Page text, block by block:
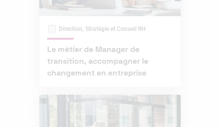
Direction, Stratégie et Conseil RH
Le métier de Manager de
transition, accompagner le
changement en entreprise